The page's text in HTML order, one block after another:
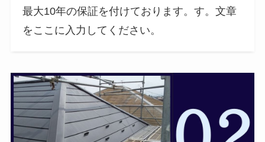
最大10年の保証を付けております。す。文章
をここに入力してください。